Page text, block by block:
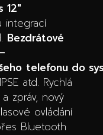
12″
integrací
Bezdrátové
telefonu do
atd. Rychlá
zpráv, nový
ovládání
Bluetooth